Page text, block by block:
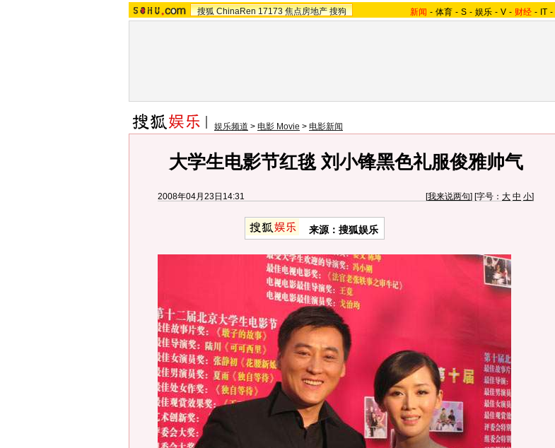
搜狐 ChinaRen 17173 焦点房地产 搜狗 新闻 - 体育 - S - 娱乐 - V - 财经 - IT -
娱乐频道 > 电影 Movie > 电影新闻
大学生电影节红毯 刘小锋黑色礼服俊雅帅气
2008年04月23日14:31 [我来说两句] [字号： 大 中 小]
来源：搜狐娱乐